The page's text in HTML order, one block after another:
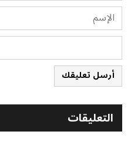
أرسل تعليقك
التعليقات